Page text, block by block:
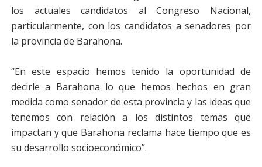
los actuales candidatos al Congreso Nacional,
particularmente, con los candidatos a senadores por
la provincia de Barahona.
“En este espacio hemos tenido la oportunidad de
decirle a Barahona lo que hemos hechos en gran
medida como senador de esta provincia y las ideas que
tenemos con relación a los distintos temas que
impactan y que Barahona reclama hace tiempo que es
su desarrollo socioeconómico”.